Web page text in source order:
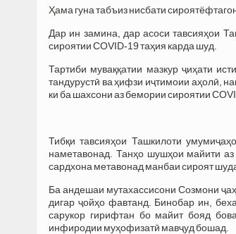
Ҳама гуна табъиз нисбати
Дар ин замина, дар асоси тавсияҳои
сироятии COVID-19 таҳия карда шуд.
Тартиби муваққатии мазкур ҷиҳати
тандурустӣ ва ҳифзи иҷтимоии аҳолӣ,
ки ба шахсони аз бемории сироятии
Тибқи тавсияҳои Ташкилоти
наметавонад. Танҳо шушҳои майити
сардхона метавонад манбаи сироят
Ба андешаи мутахассисони Созмони
дигар ҷойҳо фавтанд. Бинобар ин,
сарукор гирифтан бо майит бояд
инфиродии муҳофизатӣ мавҷуд бошад.